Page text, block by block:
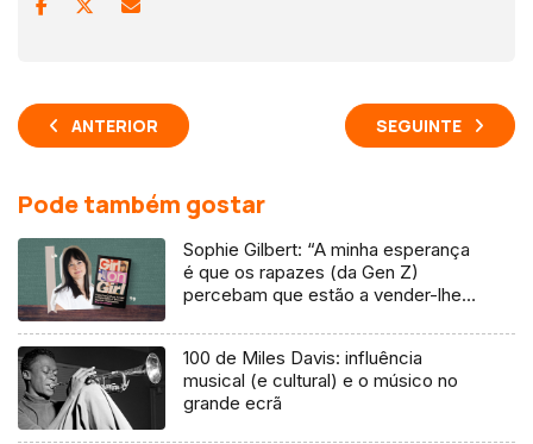
ANTERIOR SEGUINTE
Pode também gostar
Sophie Gilbert: “A minha esperança
é que os rapazes (da Gen Z)
percebam que estão a vender-lhes
100 de Miles Davis: influência
musical (e cultural) e o músico no
grande ecrã